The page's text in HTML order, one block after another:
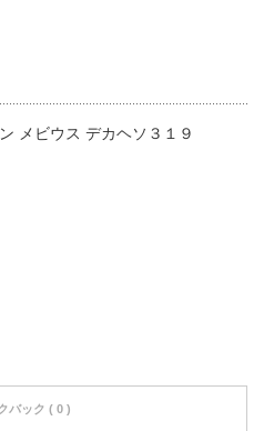
メビウス デカヘソ３１９
バック ( 0 )